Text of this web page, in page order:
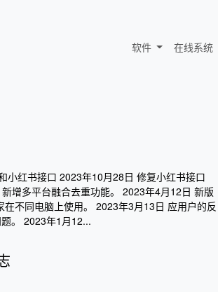
软件 在线系统
小红书接口 2023年10月28日 修复小红书接口
增多平台融合去重功能。 2023年4月12日 新版
不同电脑上使用。 2023年3月13日 应用户的反
。 2023年1月12...